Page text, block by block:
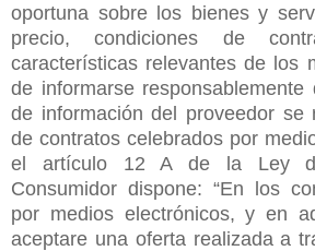
oportuna sobre los bienes y
precio, condiciones de
características relevantes de los
de informarse responsablemente
de información del proveedor se
de contratos celebrados por
el artículo 12 A de la Ley
Consumidor dispone: “En los
por medios electrónicos, y en
aceptare una oferta realizada a